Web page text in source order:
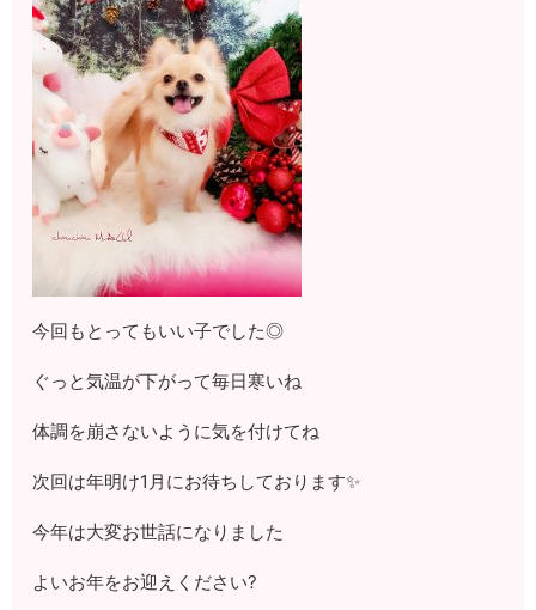
今回もとってもいい子でした◎
ぐっと気温が下がって毎日寒いね
体調を崩さないように気を付けてね
次回は年明け1月にお待ちしております✨
今年は大変お世話になりました
よいお年をお迎えください?